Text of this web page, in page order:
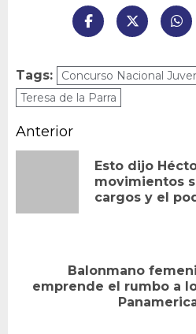
Tags:
Concurso Nacional
Teresa de la Parra
Navegación
entradas
Anterior
Esto dijo
movimientos
cargos y el
Siguiente
Balonmano
emprende el rumbo a